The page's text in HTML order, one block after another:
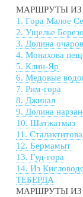
МАРШРУТЫ
1. Гора Малое
2. Ущелье
3. Долина
4. Монахова
5. Клин-Яр
6. Медовые
7. Рим-гора
8. Джинал
9. Долина
10. Шатжатмаз
11.
12. Бермамыт
13. Гуд-гора
14. Из
ТЕБЕРДА
МАРШРУТЫ ИЗ